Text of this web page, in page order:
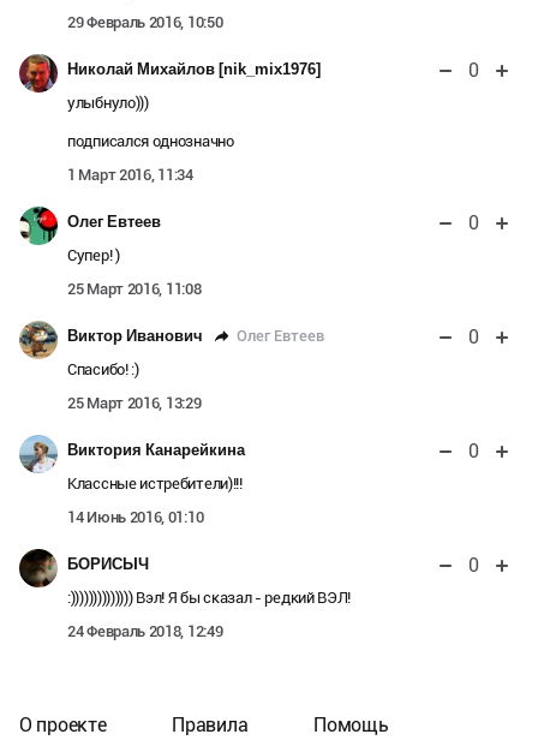
29 Февраль 2016, 10:50
Николай Михайлов [nik_mix1976] 0
улыбнуло)))
подписался однозначно
1 Март 2016, 11:34
Олег Евтеев 0
Супер! )
25 Март 2016, 11:08
Виктор Иванович Олег Евтеев 0
Спасибо! :)
25 Март 2016, 13:29
Виктория Канарейкина 0
Классные истребители)!!!
14 Июнь 2016, 01:10
БОРИСЫЧ 0
:)))))))))))))) Вэл! Я бы сказал - редкий ВЭЛ!
24 Февраль 2018, 12:49
О проекте Правила Помощь